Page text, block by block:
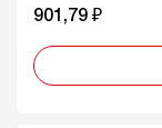
901,79 ₽